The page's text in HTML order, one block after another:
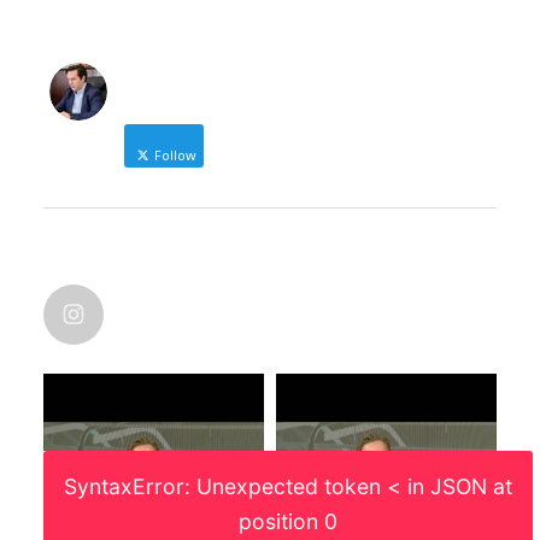
Follow
Οι χάρτες λένε πάντα την αλήθεια. Και
του χαρτογράφου, είναι η γεωγραφική
φαινομένων.
Μια που δεν το είδα κάπου. Και αφού
nicolas_karanikolas
SyntaxError: Unexpected token < in JSON at
position 0